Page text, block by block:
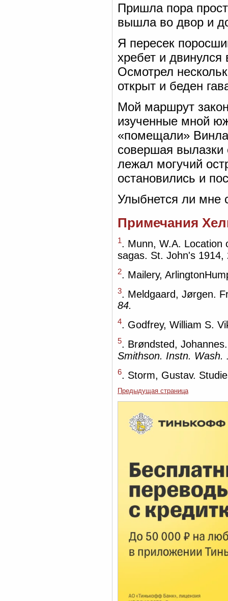
Пришла пора
вышла во двор и
Я пересек
хребет и
Осмотрел
открыт и беден
Мой маршрут
изученные мной
«помещали»
совершая вылазки
лежал могучий
остановились и
Улыбнется ли мне
Примечания
1. Munn, W.A. Location
sagas. St. John's 1914,
2. Mailery,
3
. Meldgaard, Jørgen.
84.
4. Godfrey, William S.
5. Brøndsted,
Smithson. Instn.
6. Storm, Gustav.
Предыдущая страница